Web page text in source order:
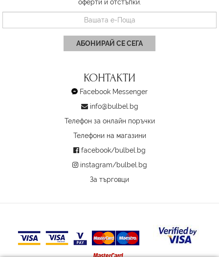
оферти и отстъпки.
АБОНИРАЙ СЕ СЕГА
КОНТАКТИ
Facebook Messenger
info@bulbel.bg
Телефон за онлайн поръчки
Телефони на магазини
facebook/bulbel.bg
instagram/bulbel.bg
За търговци